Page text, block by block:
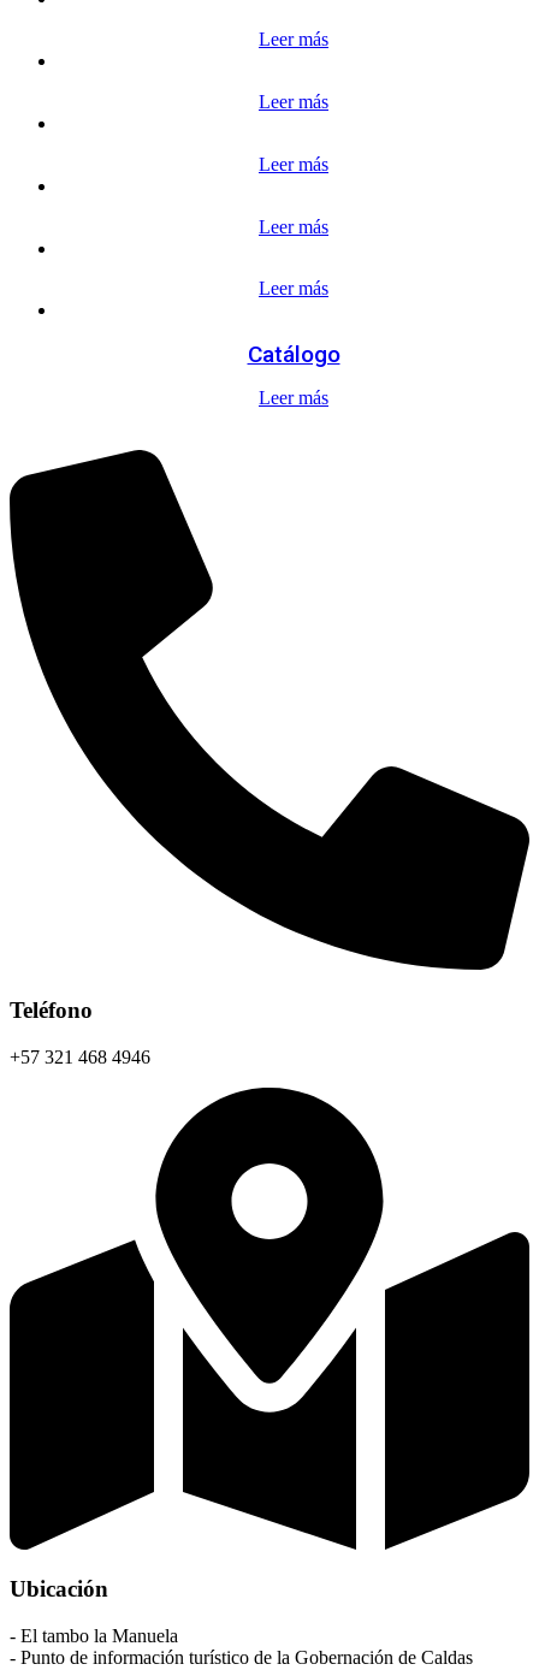
Leer más
Leer más
Leer más
Leer más
Leer más
Catálogo
Leer más
Teléfono
+57 321 468 4946
Ubicación
- El tambo la Manuela
- Punto de información turístico de la Gobernación de Caldas